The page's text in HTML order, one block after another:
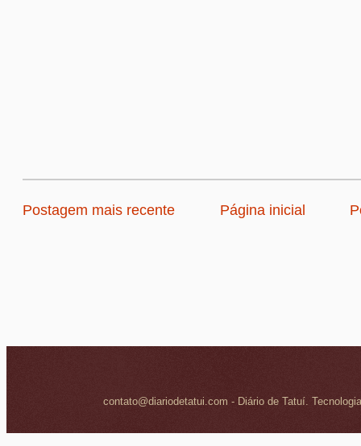
Postagem mais recente Página inicial
contato@diariodetatui.com - Diário de Tatuí.